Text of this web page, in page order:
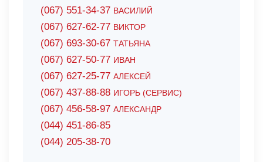
(067) 551-34-37 ВАСИЛИЙ
(067) 627-62-77 ВИКТОР
(067) 693-30-67 ТАТЬЯНА
(067) 627-50-77 ИВАН
(067) 627-25-77 АЛЕКСЕЙ
(067) 437-88-88 ИГОРЬ (СЕРВИС)
(067) 456-58-97 АЛЕКСАНДР
(044) 451-86-85
(044) 205-38-70